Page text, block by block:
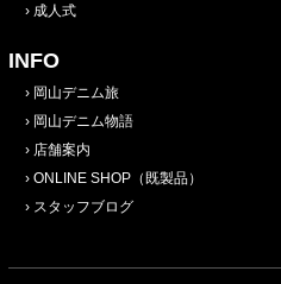
成人式
INFO
岡山デニム旅
岡山デニム物語
店舗案内
ONLINE SHOP（既製品）
スタッフブログ